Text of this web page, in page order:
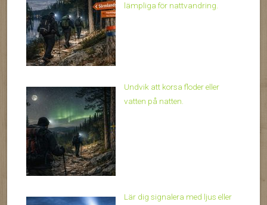
lämpliga för nattvandring.
Undvik att korsa floder eller
vatten på natten.
Lär dig signalera med ljus eller